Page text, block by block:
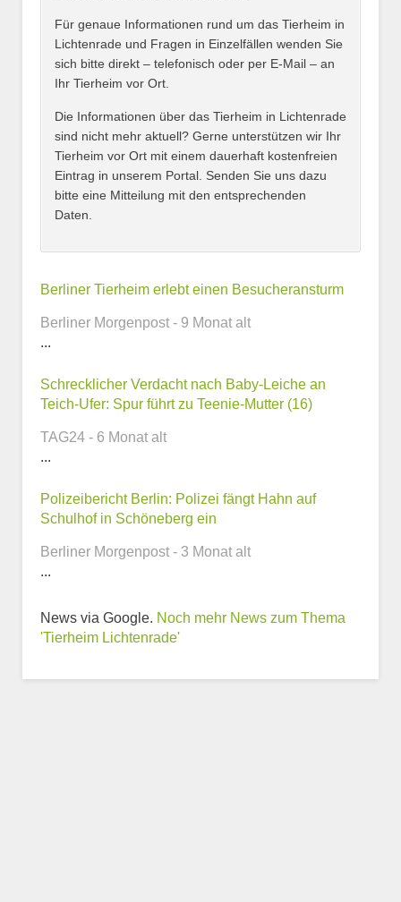
Name des Tierheims*
Kontaktmöglichkeiten
E-Mail-Adresse
Webseite
Weitere Informationen
zum Tierheim
Für genaue Informationen rund um das Tierheim in
Lichtenrade und Fragen in Einzelfällen wenden Sie
sich bitte direkt – telefonisch oder per E-Mail – an
Ihr Tierheim vor Ort.
Die Informationen über das Tierheim in Lichtenrade
sind nicht mehr aktuell? Gerne unterstützen wir Ihr
Tierheim vor Ort mit einem dauerhaft kostenfreien
Eintrag in unserem Portal. Senden Sie uns dazu
bitte eine Mitteilung mit den entsprechenden
Daten.
Berliner Tierheim erlebt einen Besucheransturm
Berliner Morgenpost - 9 Monat alt
...
Schrecklicher Verdacht nach Baby-Leiche an
Teich-Ufer: Spur führt zu Teenie-Mutter (16)
TAG24 - 6 Monat alt
...
Polizeibericht Berlin: Polizei fängt Hahn auf
Schulhof in Schöneberg ein
Berliner Morgenpost - 3 Monat alt
...
News via Google. Noch mehr News zum Thema
'Tierheim Lichtenrade'